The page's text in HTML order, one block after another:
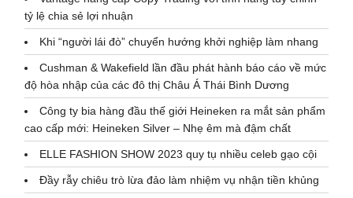
tỷ lệ chia sẻ lợi nhuận
Khi “người lái đò” chuyển hướng khởi nghiệp làm nhang
Cushman & Wakefield lần đầu phát hành báo cáo về mức
độ hòa nhập của các đô thị Châu Á Thái Bình Dương
Công ty bia hàng đầu thế giới Heineken ra mắt sản phẩm
cao cấp mới: Heineken Silver – Nhẹ êm mà đậm chất
ELLE FASHION SHOW 2023 quy tụ nhiều celeb gạo cội
Đầy rẫy chiêu trò lừa đảo làm nhiệm vụ nhận tiền khủng